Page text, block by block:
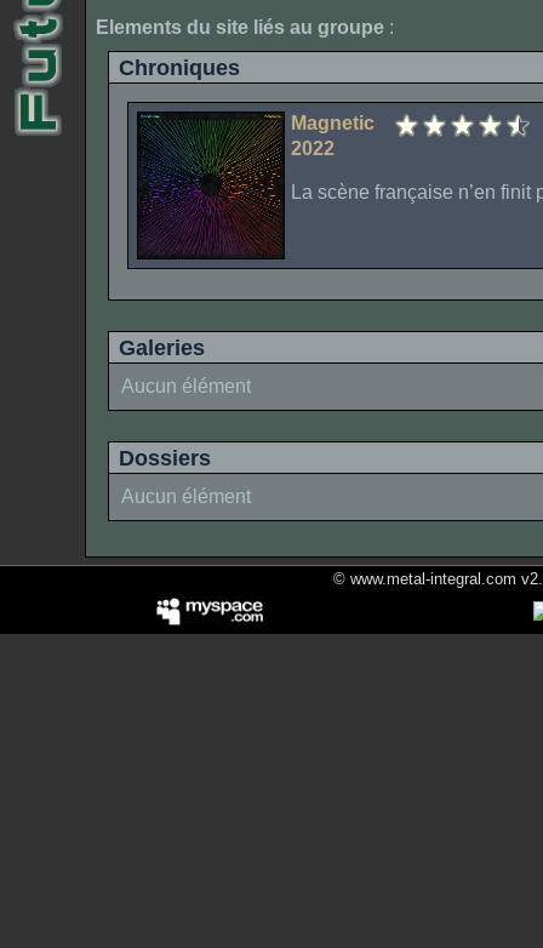
Elements du site liés au groupe :
Chroniques
Magnetic
2022
La scène française n’en
Galeries
Aucun élément
Dossiers
Aucun élément
© www.metal-integral.com